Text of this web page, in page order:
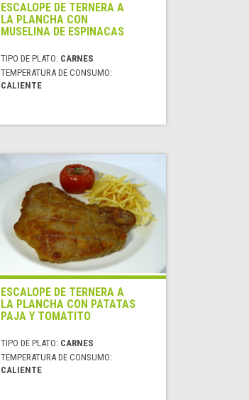
ESCALOPE DE TERNERA A
LA PLANCHA CON
MUSELINA DE ESPINACAS
TIPO DE PLATO: CARNES
TEMPERATURA DE CONSUMO:
CALIENTE
ESCALOPE DE TERNERA A
LA PLANCHA CON PATATAS
PAJA Y TOMATITO
TIPO DE PLATO: CARNES
TEMPERATURA DE CONSUMO:
CALIENTE